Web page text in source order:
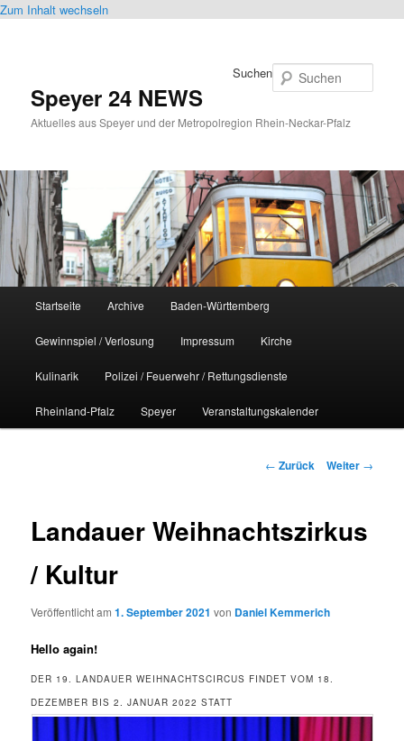
Zum Inhalt wechseln
Speyer 24 NEWS
Aktuelles aus Speyer und der Metropolregion Rhein-Neckar-Pfalz
Suchen
Startseite Archive Baden-Württemberg
Gewinnspiel / Verlosung Impressum Kirche
Kulinarik Polizei / Feuerwehr / Rettungsdienste
Rheinland-Pfalz Speyer Veranstaltungskalender
Beitrags-
← Zurück Weiter →
Landauer Weihnachtszirkus
/ Kultur
Veröffentlicht am1. September 2021 von Daniel Kemmerich
Hello again!
DER 19. LANDAUER WEIHNACHTSCIRCUS FINDET VOM 18.
DEZEMBER BIS 2. JANUAR 2022 STATT